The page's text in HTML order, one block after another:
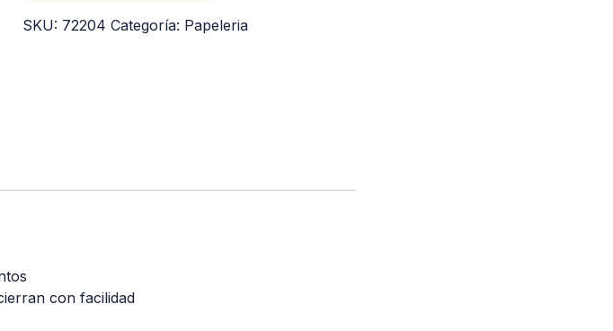
SKU: 72204 Categoría: Papeleria
con facilidad